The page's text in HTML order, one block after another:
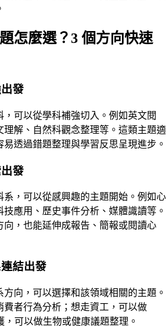
怎麼選？3 個方向快速
發
可以從學科補強切入。例如英文閱
理解、自然科觀念整理等。這類主題適
透過錯題整理與學習反思呈現進步。
發
系，可以從感興趣的主題開始。例如心
應用、歷史事件分析、媒體識讀等。
向，也能延伸成報告、簡報或閱讀心
結出發
向，可以選擇和該領域相關的主題。
費者行為分析；想走資工，可以做
，可以做生物或健康議題整理。